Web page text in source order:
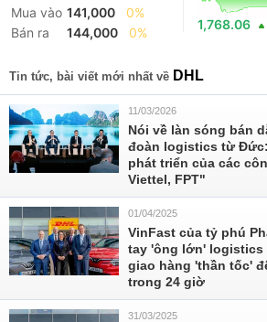
Mua vào 141,000
0%
Bán ra
144,000 0%
1,768.06
Tin tức, bài viết mới nhất về DHL
11/03/2026
Nói về làn sóng bán
đoàn logistics từ
phát triển của các
Viettel, FPT"
01/04/2025
VinFast của tỷ phú
tay 'ông lớn' logistics
giao hàng 'thần tốc'
trong 24 giờ
31/03/2025